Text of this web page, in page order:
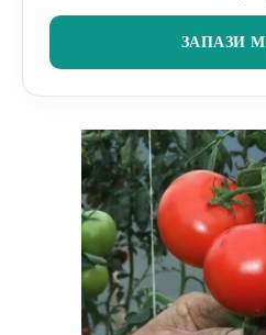
ЗАПАЗИ